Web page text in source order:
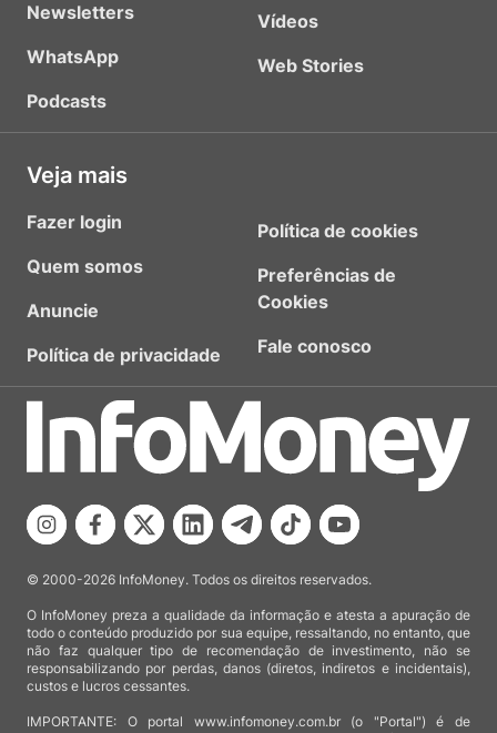
Newsletters
WhatsApp
Podcasts
Vídeos
Web Stories
Veja mais
Fazer login
Quem somos
Anuncie
Política de privacidade
Política de cookies
Preferências de
Cookies
Fale conosco
© 2000-2026 InfoMoney. Todos os direitos reservados.
O InfoMoney preza a qualidade da informação e atesta a apuração de
todo o conteúdo produzido por sua equipe, ressaltando, no entanto, que
não faz qualquer tipo de recomendação de investimento, não se
responsabilizando por perdas, danos (diretos, indiretos e incidentais),
custos e lucros cessantes.
IMPORTANTE: O portal www.infomoney.com.br (o "Portal") é de